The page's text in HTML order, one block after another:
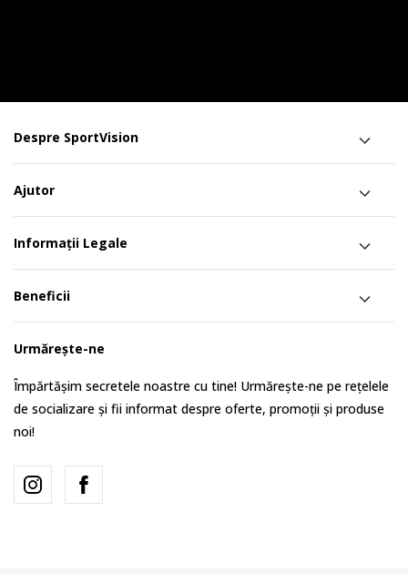
Despre SportVision
Ajutor
Informații Legale
Beneficii
Urmărește-ne
Împărtășim secretele noastre cu tine! Urmărește-ne pe rețelele
de socializare și fii informat despre oferte, promoții și produse
noi!